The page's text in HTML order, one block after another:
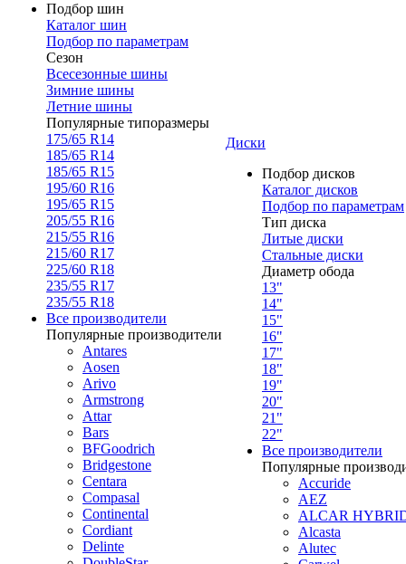
Подбор шин
Каталог шин
Подбор по параметрам
Сезон
Всесезонные шины
Зимние шины
Летние шины
Популярные типоразмеры
175/65 R14
185/65 R14
185/65 R15
195/60 R16
195/65 R15
205/55 R16
215/55 R16
215/60 R17
225/60 R18
235/55 R17
235/55 R18
Все производители
Популярные производители
Antares
Aosen
Arivo
Armstrong
Attar
Bars
BFGoodrich
Bridgestone
Centara
Compasal
Continental
Cordiant
Delinte
Диски
Подбор дисков
Каталог дисков
Подбор по параметрам
Тип диска
Литые диски
Стальные диски
Диаметр обода
13"
14"
15"
16"
17"
18"
19"
20"
21"
22"
Все производители
Популярные
Accuride
AEZ
ALCAR
Alcasta
Alutec